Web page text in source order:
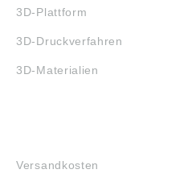
3D-Plattform
3D-Druckverfahren
3D-Materialien
Versandkosten